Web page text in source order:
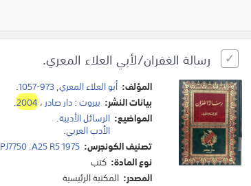
رسالة الغفران/لأبي العلاء المعري.
المؤلف: أبو العلاء المعري,
973-1057
.
بيانات النشر: بيروت:دار صادر ،2004
.
المواضيع: الرسائل الأدبية.
الأدب العربي.
تصنيف الكونجرس: PJ7750 .A25 R5 1975
نوع المادة: كتب
المصدر: المكتبة الرئيسية